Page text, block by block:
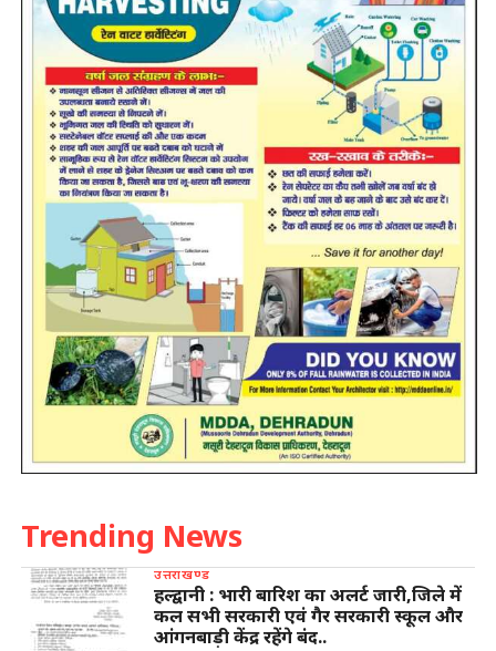
Trending News
उत्तराखण्ड
हल्द्वानी : भारी बारिश का अलर्ट जारी,जिले में
कल सभी सरकारी एवं गैर सरकारी स्कूल और
आंगनबाड़ी केंद्र रहेंगे बंद..